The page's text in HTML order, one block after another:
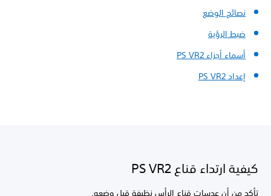
نصائح الوضع
ضبط الرؤية
أسماء أجزاء PS VR2
إعداد PS VR2
كيفية ارتداء قناع PS VR2
تأكد من أن عدسات قناع الرأس نظيفة قبل وضعه.